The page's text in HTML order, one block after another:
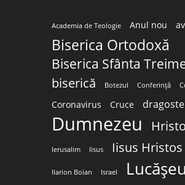
Academia de Teologie Anul nou
Biserica Ortodoxă
Biserica Sfânta
biserică Botezul Conferință
Coronavirus
Cruce dragoste
Dumnezeu
Ierusalim Iisus Iisus Hristos
Ilarion Boian Israel